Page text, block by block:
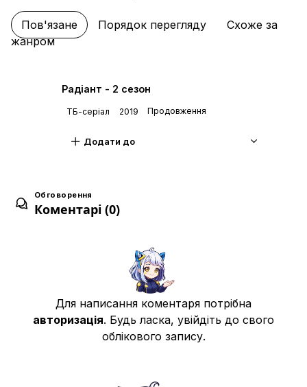
Дата уточнюється
Ті, хто полює на єретиків - Інквізиція-
Мітла спогадів - Пам'ять -
Дата уточнюється
Пов'язане Порядок перегляду
Схоже за
жанром
Радіант - 2 сезон
ТБ-серіал 2019 Продовження
Додати до
Обговорення
Коментарі (0)
Для написання коментаря потрібна
авторизація. Будь ласка, увійдіть до свого
облікового запису.